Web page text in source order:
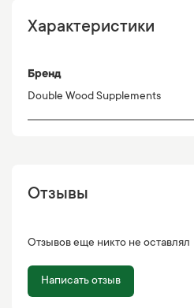
Характеристики
Бренд
Double Wood Supplements
Отзывы
Отзывов еще никто не оставлял
Написать отзыв